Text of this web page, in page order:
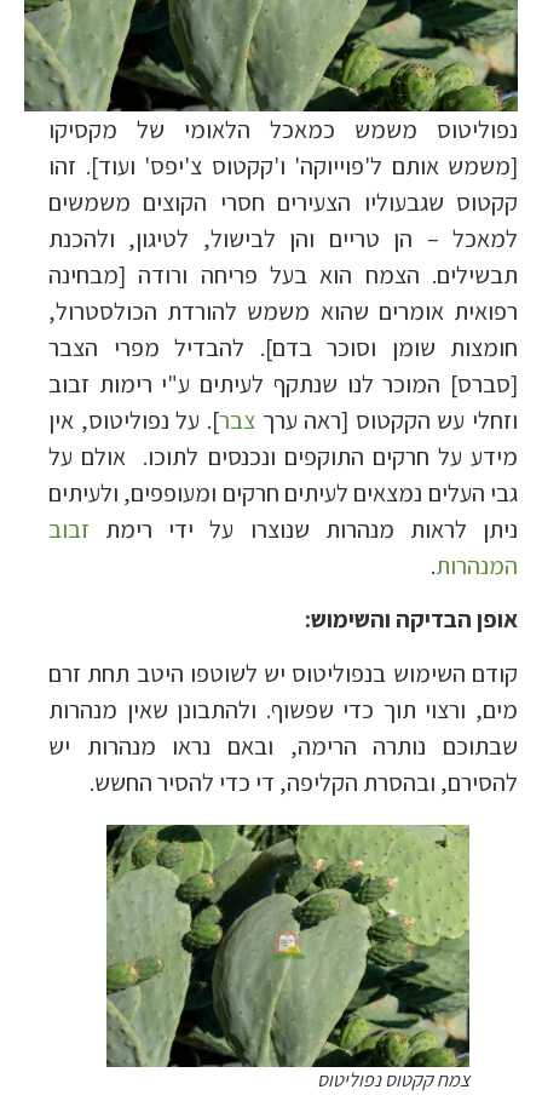
נפוליטוס משמש כמאכל הלאומי של מקסיקו
[משמש אותם ל'פוייוקה' ו'קקטוס צ'יפס' ועוד]. זהו
קקטוס שגבעוליו הצעירים חסרי הקוצים משמשים
למאכל – הן טריים והן לבישול, לטיגון, ולהכנת
תבשילים. הצמח הוא בעל פריחה ורודה [מבחינה
רפואית אומרים שהוא משמש להורדת הכולסטרול,
חומצות שומן וסוכר בדם]. להבדיל מפרי הצבר
[סברס] המוכר לנו שנתקף לעיתים ע"י רימות זבוב
וזחלי עש הקקטוס [ראה ערךצבר]. על נפוליטוס, אין
מידע על חרקים התוקפים ונכנסים לתוכו. אולם על
גבי העלים נמצאים לעיתים חרקים ומעופפים, ולעיתים
ניתן לראות מנהרות שנוצרו על ידי רימת זבוב
המנהרות.
אופן הבדיקה והשימוש:
קודם השימוש בנפוליטוס יש לשוטפו היטב תחת זרם
מים, ורצוי תוך כדי שפשוף. ולהתבונן שאין מנהרות
שבתוכם נותרה הרימה, ובאם נראו מנהרות יש
להסירם, ובהסרת הקליפה, די כדי להסיר החשש.
צמח קקטוס נפוליטוס